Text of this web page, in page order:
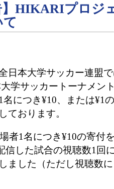
】HIKARIプロジ
日本大学サッカー連盟
学サッカートーナメン
名につき¥10、または¥1
ております。
者1名につき¥10の寄付
信した試合の視聴数1回
ました（ただし視聴数